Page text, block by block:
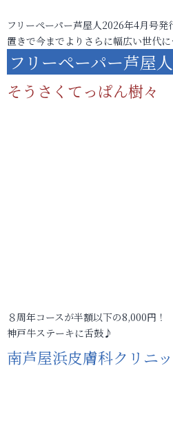
フリーペーパー芦屋人2026年4月号
置きで今までよりさらに幅広い世代
フリーペーパー芦屋
そうさくてっぱん樹々
８周年コースが半額以下の8,000円！
神戸牛ステーキに舌鼓♪
南芦屋浜皮膚科クリニ